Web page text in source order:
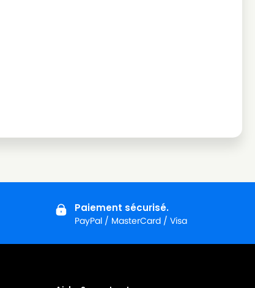
Paiement sécurisé.
PayPal / MasterCard / Visa